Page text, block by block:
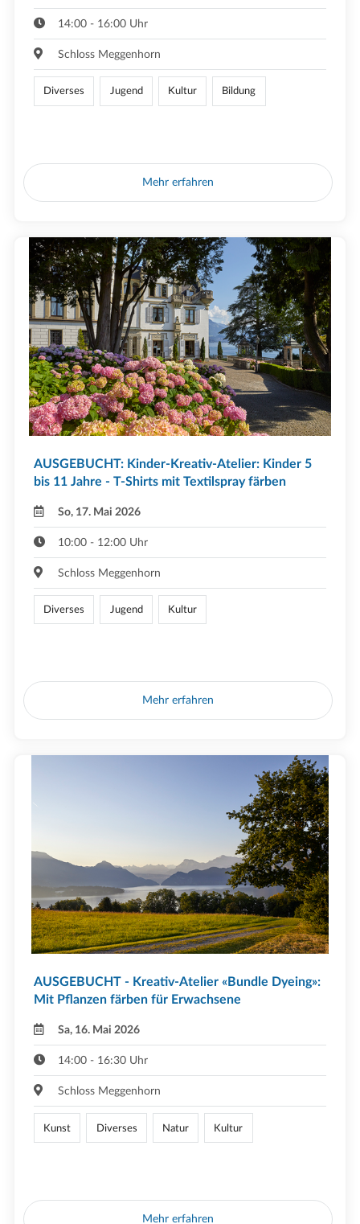
14:00 - 16:00 Uhr
Schloss Meggenhorn
Diverses Jugend Kultur Bildung
Mehr erfahren
AUSGEBUCHT: Kinder-Kreativ-Atelier: Kinder 5
bis 11 Jahre - T-Shirts mit Textilspray färben
So, 17. Mai 2026
10:00 - 12:00 Uhr
Schloss Meggenhorn
Diverses Jugend Kultur
Mehr erfahren
AUSGEBUCHT - Kreativ-Atelier «Bundle Dyeing»:
Mit Pflanzen färben für Erwachsene
Sa, 16. Mai 2026
14:00 - 16:30 Uhr
Schloss Meggenhorn
Kunst Diverses Natur Kultur
Mehr erfahren